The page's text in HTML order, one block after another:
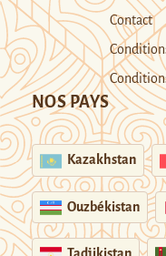
Contact
NOS PAYS
Kazakhstan
Ouzbékistan